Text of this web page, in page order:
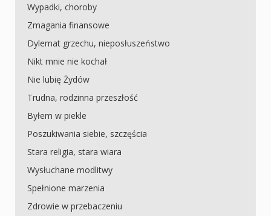
Wypadki, choroby
Zmagania finansowe
Dylemat grzechu, nieposłuszeństwo
Nikt mnie nie kochał
Nie lubię Żydów
Trudna, rodzinna przeszłość
Byłem w piekle
Poszukiwania siebie, szczęścia
Stara religia, stara wiara
Wysłuchane modlitwy
Spełnione marzenia
Zdrowie w przebaczeniu